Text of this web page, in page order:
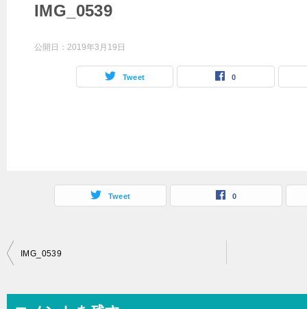
IMG_0539
公開日： 2019年3月19日
Tweet 0
Tweet 0
投
ナ
IMG_0539